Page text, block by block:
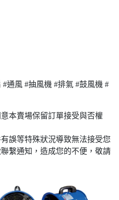
通風 #抽風機 #排氣 #鼓風機 #
本賣場保留訂單接受與否權
誤等特殊狀況導致無法接受您
繫通知，造成您的不便，敬請